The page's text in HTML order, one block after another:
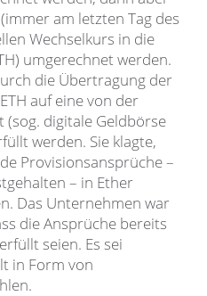
am letzten Tag des
Wechselkurs in die
umgerechnet werden.
die Übertragung der
auf eine von der
(sog. digitale Geldbörse
werden. Sie klagte,
Provisionsansprüche –
– in Ether
Das Unternehmen war
die Ansprüche bereits
seien. Es sei
in Form von